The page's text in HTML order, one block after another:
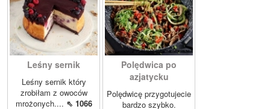
Leśny sernik
Leśny sernik który
zrobiłam z owoców
mrożonych.... ⇖ 1066
Polędwica po
azjatycku
Polędwicę przygotujecie
bardzo szybko.